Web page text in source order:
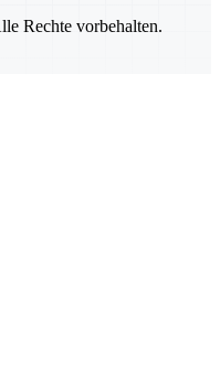
Rechte vorbehalten.